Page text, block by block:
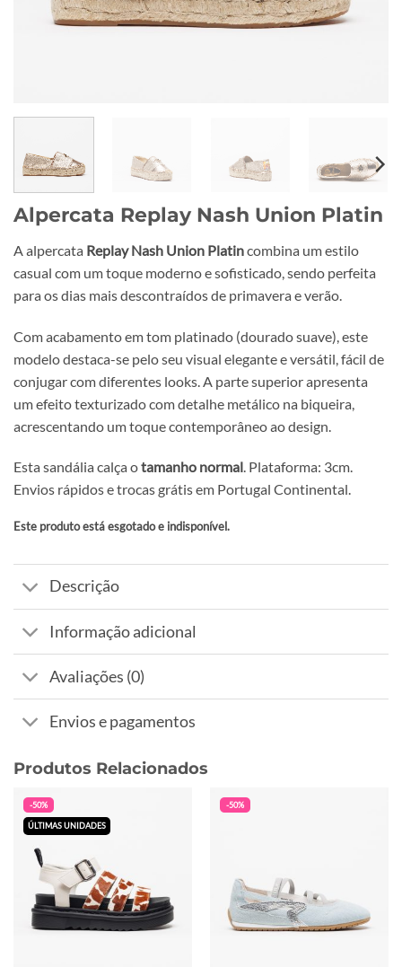
Alpercata Replay Nash Union Platin
A alpercata Replay Nash Union Platincombina um estilo
casual com um toque moderno e sofisticado, sendo perfeita
para os dias mais descontraídos de primavera e verão.
Com acabamento em tom platinado (dourado suave), este
modelo destaca-se pelo seu visual elegante e versátil, fácil de
conjugar com diferentes looks. A parte superior apresenta
um efeito texturizado com detalhe metálico na biqueira,
acrescentando um toque contemporâneo ao design.
Esta sandália calça otamanho normal. Plataforma: 3cm.
Envios rápidos e trocas grátis em Portugal Continental.
Este produto está esgotado e indisponível.
Alternative:
Descrição
Informação adicional
Avaliações (0)
Envios e pagamentos
Produtos Relacionados
-50%
ÚLTIMAS UNIDADES
-50%